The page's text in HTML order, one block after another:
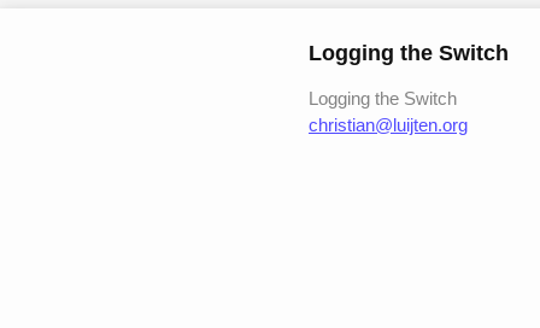
Logging the Switch
Logging the Switch
christian@luijten.org